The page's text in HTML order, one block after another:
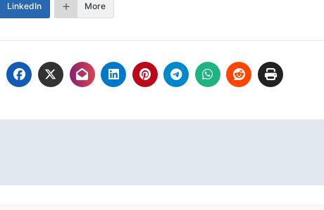
LinkedIn More